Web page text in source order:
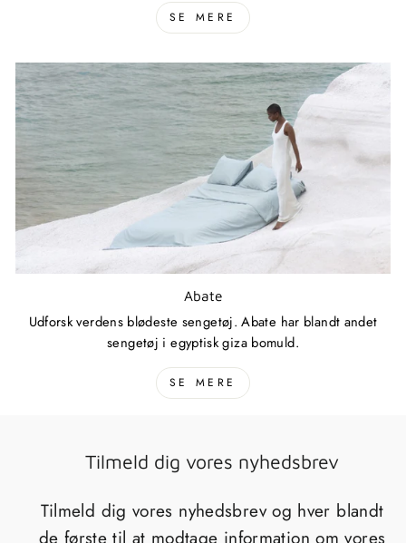
SE MERE
Abate
Udforsk verdens blødeste sengetøj. Abate har blandt andet
sengetøj i egyptisk giza bomuld.
SE MERE
Tilmeld dig vores nyhedsbrev
Tilmeld dig vores nyhedsbrev og hver blandt